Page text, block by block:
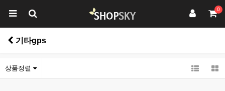
0
기타gps
상품정렬